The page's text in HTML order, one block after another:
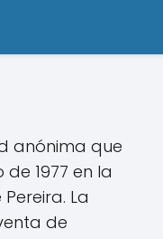
anónima que
1977 en la
La
de